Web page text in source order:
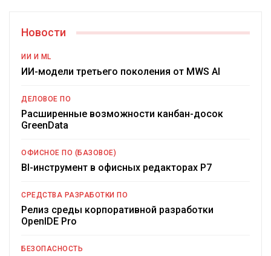
Новости
ИИ И ML
ИИ-модели третьего поколения от MWS AI
ДЕЛОВОЕ ПО
Расширенные возможности канбан-досок
GreenData
ОФИСНОЕ ПО (БАЗОВОЕ)
BI-инструмент в офисных редакторах Р7
СРЕДСТВА РАЗРАБОТКИ ПО
Релиз среды корпоративной разработки
OpenIDE Pro
БЕЗОПАСНОСТЬ